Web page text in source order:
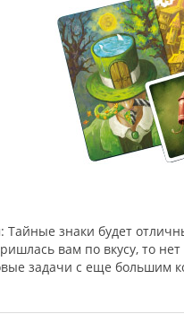
знаки будет
вам по вкусу, то
задачи с еще большим